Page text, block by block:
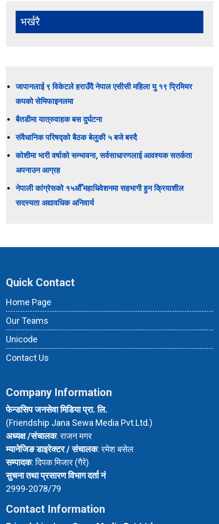
भर्खरै
जापानलाई ९ विकेटले हराउँदै नेपाल एसीसी महिला यु १९ प्रिमियर
कपको सेमिफाइनलमा
बैतडीमा यात्रुवाहक बस दुर्घटना
संवैधानिक परिषद्को बैठक बेलुकी ५ बजे बस्दै
कोशीमा भारी वर्षाको सम्भावना, सर्वसाधारणलाई आवश्यक सतर्कता
अपनाउन आग्रह
नेपाली कांग्रेसको १५औँ महाधिवेशनमा सहभागी हुन क्रियाशील
सदस्यता अद्यावधिक अनिवार्य
Quick Contact
Home Page
Our Teams
Unicode
Contact Us
Company Information
फेन्डसिप जनसेवा मिडिया प्रा. लि.
(Friendship Jana Sewa Media Pvt.Ltd.)
अध्यक्ष /संचालक: राजन मगर
म्यानेजिङ डाइरेक्टर / संचालक: रमेश बसेल
सम्पादक: दिपक मिजार (गैरे)
सुचना तथा प्रसारण विभाग दर्ता नं
2999-2078/79
Contact Information